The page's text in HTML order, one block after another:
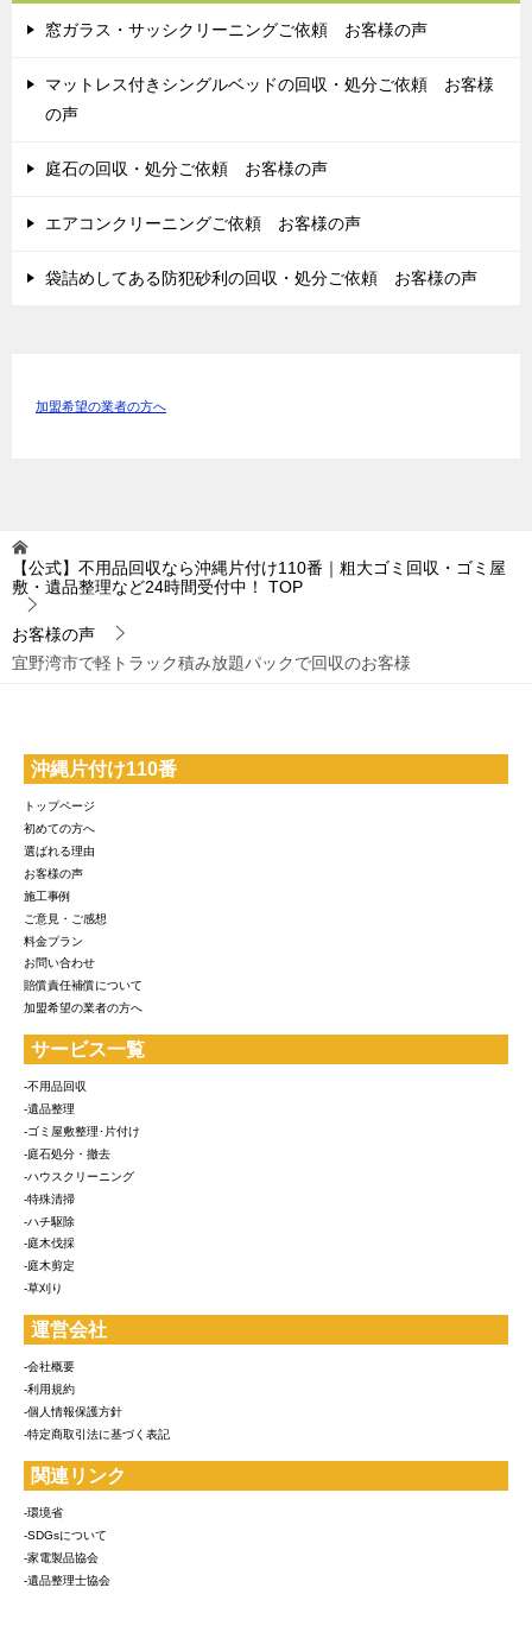
窓ガラス・サッシクリーニングご依頼 お客様の声
マットレス付きシングルベッドの回収・処分ご依頼 お客様
の声
庭石の回収・処分ご依頼 お客様の声
エアコンクリーニングご依頼 お客様の声
袋詰めしてある防犯砂利の回収・処分ご依頼 お客様の声
加盟希望の業者の方へ
【公式】不用品回収なら沖縄片付け110番｜粗大ゴミ回収・ゴミ屋
敷・遺品整理など24時間受付中！
TOP
お客様の声
宜野湾市で軽トラック積み放題パックで回収のお客様
沖縄片付け110番
トップページ
初めての方へ
選ばれる理由
お客様の声
施工事例
ご意見・ご感想
料金プラン
お問い合わせ
賠償責任補償について
加盟希望の業者の方へ
サービス一覧
-不用品回収
-遺品整理
-ゴミ屋敷整理･片付け
-庭石処分・撤去
-ハウスクリーニング
-特殊清掃
-ハチ駆除
-庭木伐採
-庭木剪定
-草刈り
運営会社
-会社概要
-利用規約
-個人情報保護方針
-特定商取引法に基づく表記
関連リンク
-環境省
-SDGsについて
-家電製品協会
-遺品整理士協会